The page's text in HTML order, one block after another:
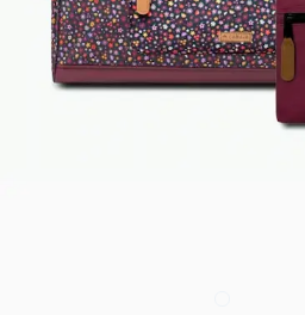
Porte monnaie
Bagagerie
Bagages